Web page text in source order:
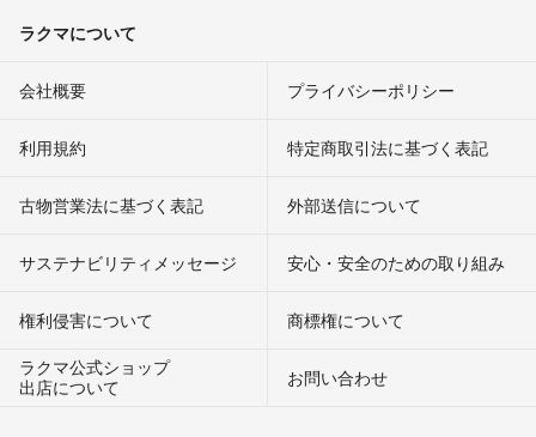
ラクマについて
会社概要 プライバシーポリシー
利用規約 特定商取引法に基づく表記
古物営業法に基づく表記 外部送信について
サステナビリティメッセージ 安心・安全のための取り組み
権利侵害について
商標権について
ラクマ公式ショップ
出店について
お問い合わせ